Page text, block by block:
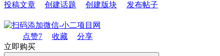
投稿文章 创建话题 创建版块 发布帖子
点赞7 收藏
分享
立即购买